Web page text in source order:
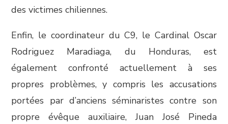
des victimes chiliennes.
Enfin, le coordinateur du C9, le Cardinal Oscar
Rodriguez Maradiaga, du Honduras, est
également confronté actuellement à ses
propres problèmes, y compris les accusations
portées par d’anciens séminaristes contre son
propre évêque auxiliaire, Juan José Pineda